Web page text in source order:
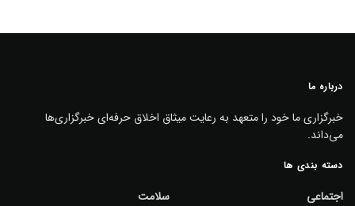
درباره ما
خبرگزاری ما خود را متعهد به رعایت میثاق اخلاق حرفه‌ای خبرگزاری‌ها
می‌داند.
دسته بندی ها
اجتماعی
سلامت